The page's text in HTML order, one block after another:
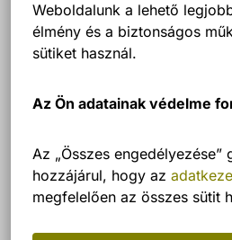
Weboldalunk a lehető
élmény és a biztonságos
sütiket használ.
Az Ön adatainak védelme
Az „Összes engedélyezése”
hozzájárul, hogy az
megfelelően az összes sütit